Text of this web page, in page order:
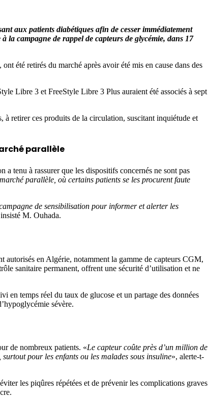
aux patients diabétiques afin de cesser immédiatement
la campagne de rappel de capteurs de glycémie, dans 17
été retirés du marché après avoir été mis en cause dans des
Libre 3 et FreeStyle Libre 3 Plus auraient été associés à sept
à retirer ces produits de la circulation, suscitant inquiétude et
parallèle
tenu à rassurer que les dispositifs concernés ne sont pas
parallèle, où certains patients se les procurent faute
de sensibilisation pour informer et alerter les
M. Ouhada.
autorisés en Algérie, notamment la gamme de capteurs CGM,
sanitaire permanent, offrent une sécurité d’utilisation et ne
en temps réel du taux de glucose et un partage des données
sévère.
de nombreux patients. «Le capteur coûte près d’un million de
pour les enfants ou les malades sous insuline», alerte-t-
les piqûres répétées et de prévenir les complications graves